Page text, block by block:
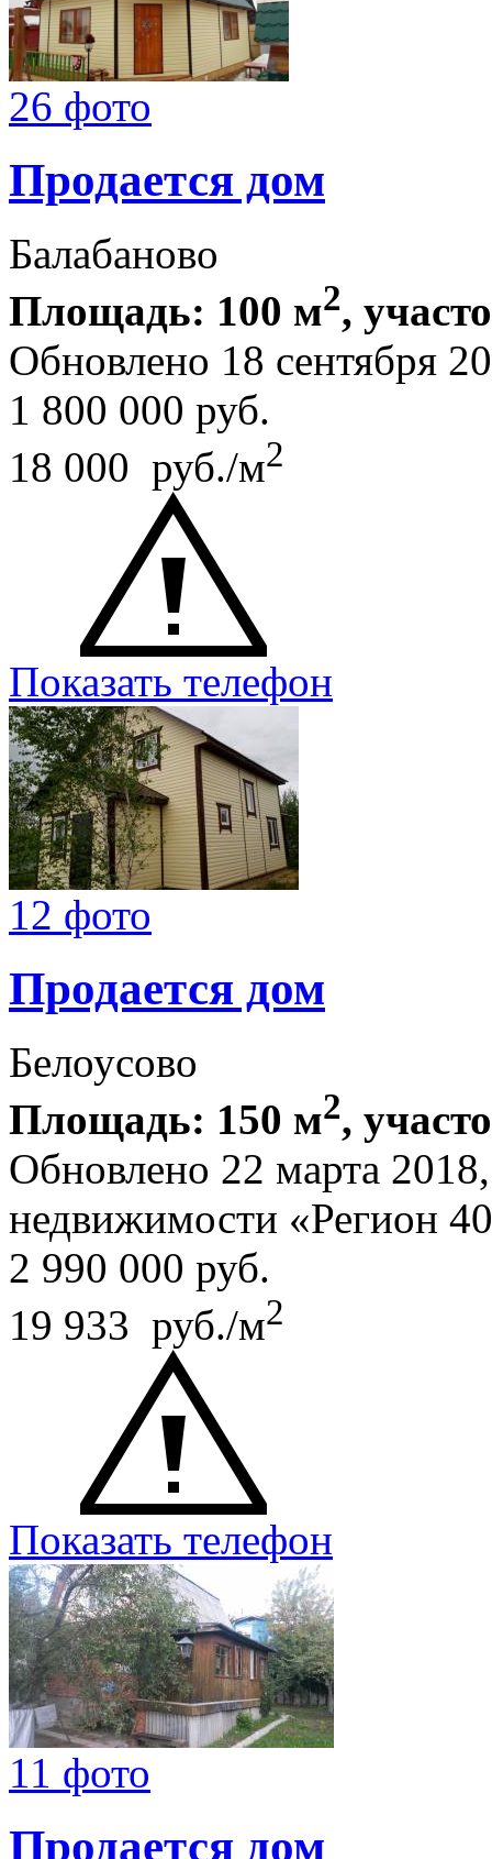
26 фото
Продается дом
Балабаново
Площадь: 100 м2,
Обновлено 18 сентября
1 800 000 руб.
18 000 руб./м2
Показать телефон
12 фото
Продается дом
Белоусово
Площадь: 150 м2,
Обновлено 22 марта
недвижимости «Регион
2 990 000 руб.
19 933 руб./м2
Показать телефон
11 фото
Продается дом